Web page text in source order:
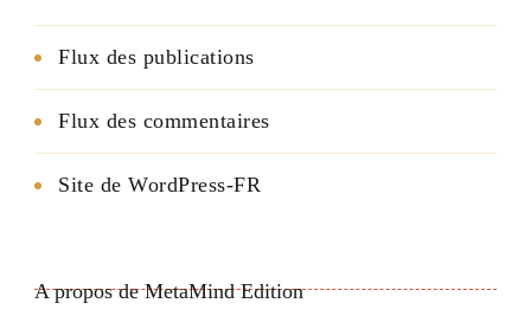
Flux des publications
Flux des commentaires
Site de WordPress-FR
A propos de MetaMind Edition